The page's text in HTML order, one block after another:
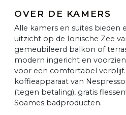
OVER DE KAMERS
Alle kamers en suites bieden
uitzicht op de Ionische Zee
gemeubileerd balkon of
modern ingericht en
voor een comfortabel
koffieapparaat van
(tegen betaling), gratis
Soames badproducten.